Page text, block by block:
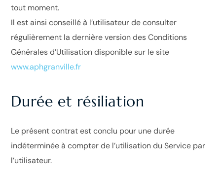
tout moment.
Il est ainsi conseillé à l’utilisateur de consulter
régulièrement la dernière version des Conditions
Générales d’Utilisation disponible sur le site
www.aphgranville.fr
Durée et résiliation
Le présent contrat est conclu pour une durée
indéterminée à compter de l’utilisation du Service par
l’utilisateur.